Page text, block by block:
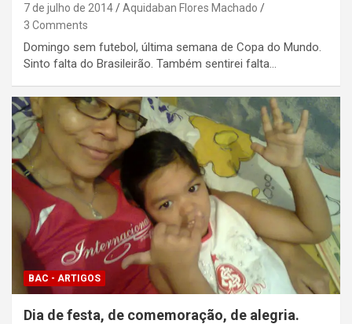
7 de julho de 2014
Aquidaban Flores Machado
3 Comments
Domingo sem futebol, última semana de Copa do Mundo.
Sinto falta do Brasileirão. Também sentirei falta…
BAC - ARTIGOS
Dia de festa, de comemoração, de alegria.